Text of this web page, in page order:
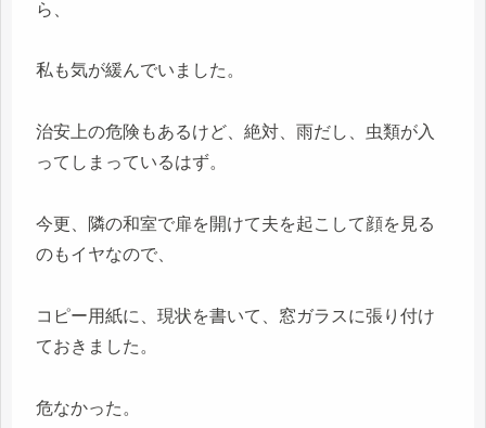
ら、
私も気が緩んでいました。
治安上の危険もあるけど、絶対、雨だし、虫類が入
ってしまっているはず。
今更、隣の和室で扉を開けて夫を起こして顔を見る
のもイヤなので、
コピー用紙に、現状を書いて、窓ガラスに張り付け
ておきました。
危なかった。